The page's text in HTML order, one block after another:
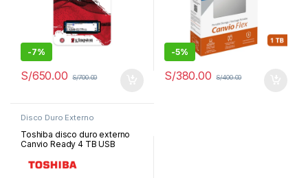
-7%
S/650.00 S/700.00
-5%
S/380.00 S/400.00
Disco Duro Externo
Toshiba disco duro externo
Canvio Ready 4 TB USB
|HDTB440XK3CA